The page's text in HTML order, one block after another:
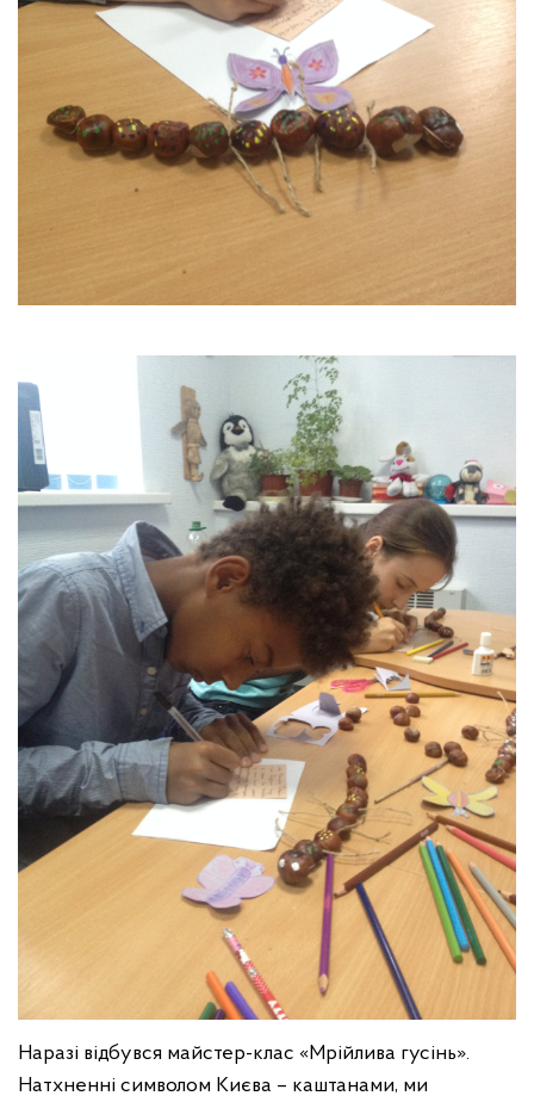
Наразі відбувся майстер-клас «Мрійлива гусінь».
Натхненні символом Києва – каштанами, ми